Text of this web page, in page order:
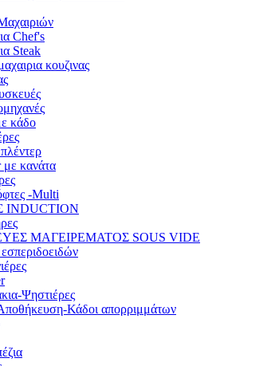
Chef's
Steak
κουζινας
κάδο
κανάτα
-Multi
INDUCTION
ΜΑΓΕΙΡΕΜΑΤΟΣ SOUS VIDE
εσπεριδοειδών
Ψηστιέρες
Κάδοι απορριμμάτων